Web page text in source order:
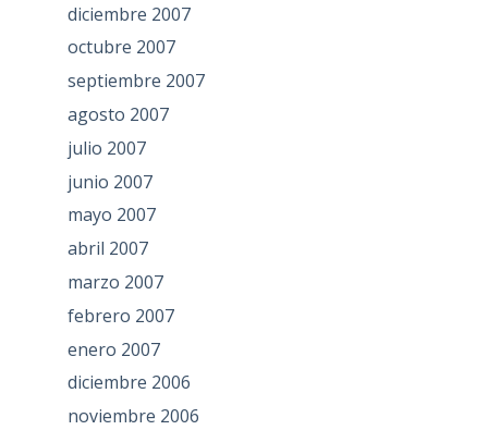
diciembre 2007
octubre 2007
septiembre 2007
agosto 2007
julio 2007
junio 2007
mayo 2007
abril 2007
marzo 2007
febrero 2007
enero 2007
diciembre 2006
noviembre 2006